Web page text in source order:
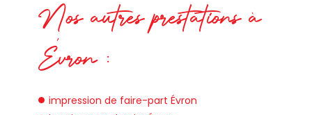
Nos autres prestations à
Évron :
impression de faire-part Évron